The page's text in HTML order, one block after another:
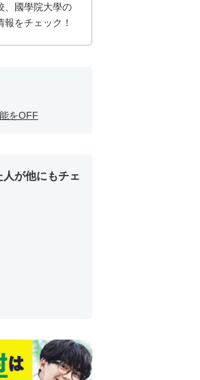
、國學院大學の
報をチェック！
をOFF
人が他にもチェ